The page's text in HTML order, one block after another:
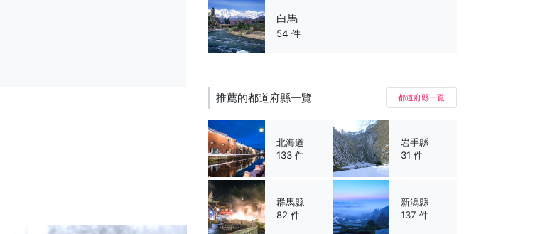
白馬
54 件
推薦的都道府縣一覽 都道府縣一覧
北海道
133 件
岩手縣
31 件
群馬縣
82 件
新潟縣
137 件